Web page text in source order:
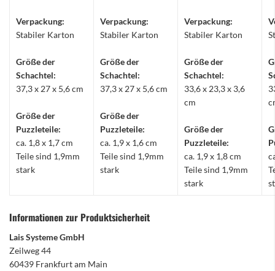
Verpackung:
Stabiler Karton
Größe der
Schachtel:
37,3 x 27 x 5,6 cm
Größe der
Puzzleteile:
ca. 1,8 x 1,7 cm
Teile sind 1,9mm
stark
Verpackung:
Stabiler Karton
Größe der
Schachtel:
37,3 x 27 x 5,6 cm
Größe der
Puzzleteile:
ca. 1,9 x 1,6 cm
Teile sind 1,9mm
stark
Verpackung:
Stabiler Karton
Größe der
Schachtel:
33,6 x 23,3 x 3,6
cm
Größe der
Puzzleteile:
ca. 1,9 x 1,8 cm
Teile sind 1,9mm
stark
Informationen zur Produktsicherheit
Lais Systeme GmbH
Zeilweg 44
60439 Frankfurt am Main